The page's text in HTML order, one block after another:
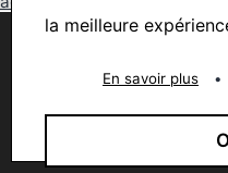
juillet 2023
mars 2023
la meilleure
En savoir plus •
Nous utilisons des cookies
You can find out more